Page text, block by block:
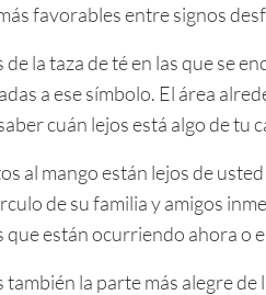
favorables entre signos
de la taza de té en las que se
a ese símbolo. El área
cuán lejos está algo de tu
al mango están lejos de
de su familia y amigos
que están ocurriendo ahora o
también la parte más alegre